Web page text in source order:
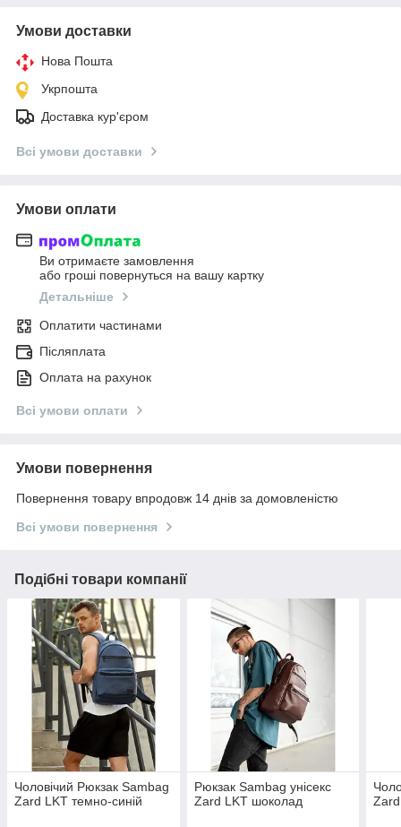
Умови доставки
Нова Пошта
Укрпошта
Доставка кур'єром
Всі умови доставки
Умови оплати
Ви отримаєте замовлення
або гроші повернуться на вашу картку
Детальніше
Оплатити частинами
Післяплата
Оплата на рахунок
Всі умови оплати
Умови повернення
Повернення товару впродовж 14 днів за домовленістю
Всі умови повернення
Подібні товари компанії
Чоловічий Рюкзак Sambag
Zard LKT темно-синій
Рюкзак Sambag унісекс
Zard LKT шоколад